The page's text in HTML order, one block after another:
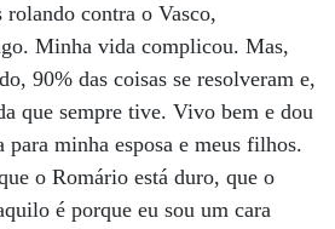
rolando contra o Vasco,
Minha vida complicou. Mas,
90% das coisas se resolveram e,
que sempre tive. Vivo bem e dou
para minha esposa e meus filhos.
o Romário está duro, que o
é porque eu sou um cara